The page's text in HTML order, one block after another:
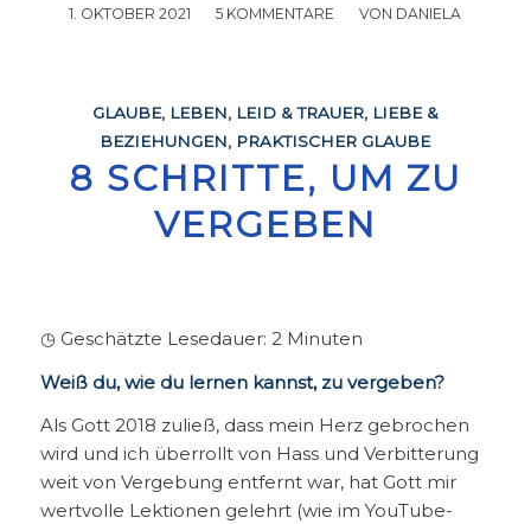
1. OKTOBER 2021
/ 5 KOMMENTARE
/ VON DANIELA
GLAUBE, LEBEN, LEID & TRAUER, LIEBE &
BEZIEHUNGEN, PRAKTISCHER GLAUBE
8 SCHRITTE, UM ZU
VERGEBEN
◷ Geschätzte Lesedauer: 2 Minuten
Weiß du, wie du lernen kannst, zu vergeben?
Als Gott 2018 zuließ, dass mein Herz gebrochen
wird und ich überrollt von Hass und Verbitterung
weit von Vergebung entfernt war, hat Gott mir
wertvolle Lektionen gelehrt (wie im YouTube-